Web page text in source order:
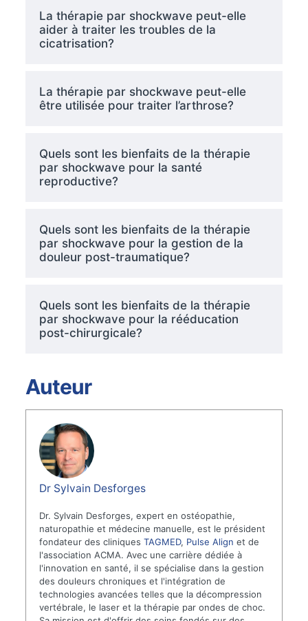
La thérapie par shockwave peut-elle
aider à traiter les troubles de la
cicatrisation?
La thérapie par shockwave peut-elle
être utilisée pour traiter l’arthrose?
Quels sont les bienfaits de la thérapie
par shockwave pour la santé
reproductive?
Quels sont les bienfaits de la thérapie
par shockwave pour la gestion de la
douleur post-traumatique?
Quels sont les bienfaits de la thérapie
par shockwave pour la rééducation
post-chirurgicale?
Auteur
Dr Sylvain Desforges
Dr. Sylvain Desforges, expert en ostéopathie,
naturopathie et médecine manuelle, est le président
fondateur des cliniquesTAGMED, Pulse Align et de
l'association ACMA. Avec une carrière dédiée à
l'innovation en santé, il se spécialise dans la gestion
des douleurs chroniques et l'intégration de
technologies avancées telles que la décompression
vertébrale, le laser et la thérapie par ondes de choc.